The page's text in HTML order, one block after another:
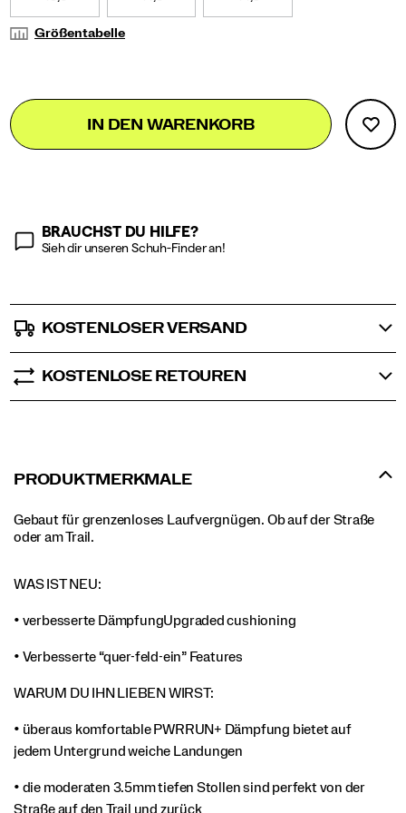
Größentabelle
Product
Actions
Add
to
cart
false
IN DEN WARENKORB
BRAUCHST DU HILFE?
Sieh dir unseren Schuh-Finder an!
KOSTENLOSER VERSAND
KOSTENLOSE RETOUREN
PRODUKTMERKMALE
Gebaut für grenzenloses Laufvergnügen. Ob auf der Straße
oder am Trail.
WAS IST NEU:
• verbesserte DämpfungUpgraded cushioning
• Verbesserte “quer-feld-ein” Features
WARUM DU IHN LIEBEN WIRST:
• überaus komfortable PWRRUN+ Dämpfung bietet auf
jedem Untergrund weiche Landungen
• die moderaten 3.5mm tiefen Stollen sind perfekt von der
Straße auf den Trail und zurück